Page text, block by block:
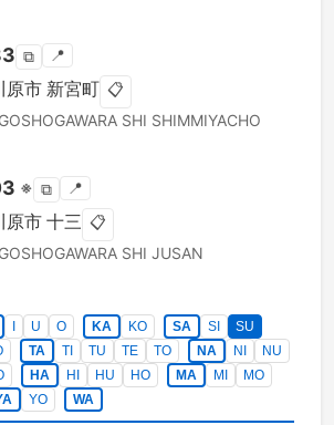
⧉ 📍
原市 新宮町 📋
GOSHOGAWARA SHI SHIMMIYACHO
※ ⧉ 📍
原市 十三 📋
GOSHOGAWARA SHI JUSAN
U O KA KO SA SI
SU
TA TI TU TE TO NA NI
NU
HA HI HU HO MA MI
MO
YO WA